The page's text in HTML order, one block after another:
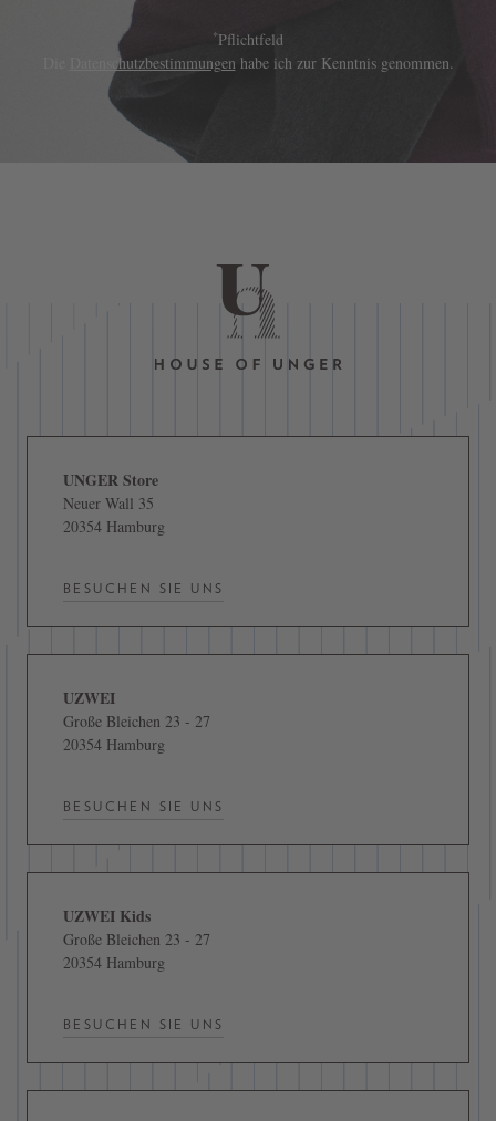
*Pflichtfeld
Datenschutzbestimmungen habe ich zur Kenntnis genommen.
UNGER Store
Neuer Wall 35
20354 Hamburg
BESUCHEN SIE UNS
UZWEI
Große Bleichen 23 - 27
20354 Hamburg
BESUCHEN SIE UNS
UZWEI Kids
Große Bleichen 23 - 27
20354 Hamburg
BESUCHEN SIE UNS